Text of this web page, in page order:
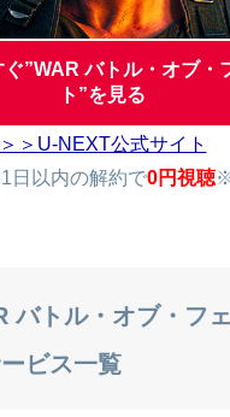
ぐ”WAR バトル・オブ・
ト”を見る
＞＞U-NEXT公式サイト
日以内の解約で0円視聴
バトル・オブ・フ
ビス一覧